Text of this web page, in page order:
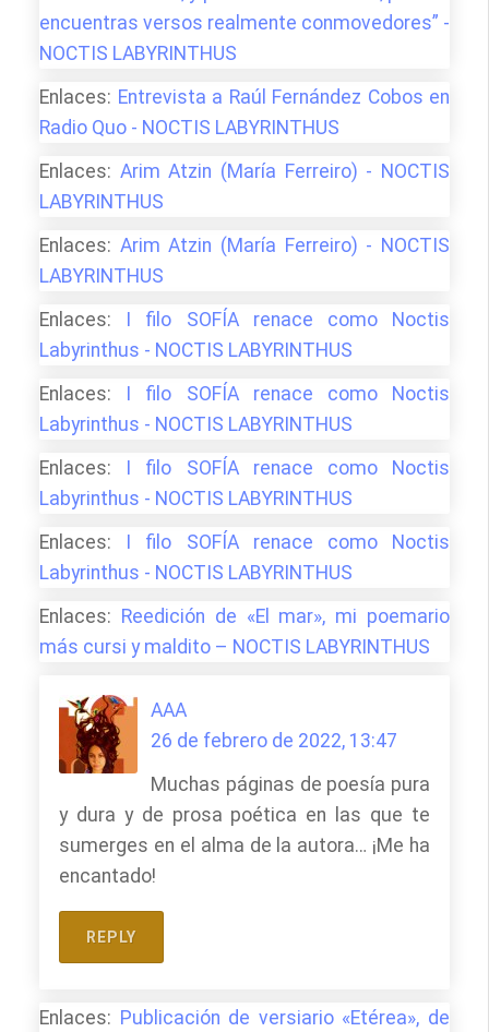
encuentras versos realmente conmovedores” -
NOCTIS LABYRINTHUS
Enlaces: Entrevista a Raúl Fernández Cobos en
Radio Quo - NOCTIS LABYRINTHUS
Enlaces: Arim Atzin (María Ferreiro) - NOCTIS
LABYRINTHUS
Enlaces: Arim Atzin (María Ferreiro) - NOCTIS
LABYRINTHUS
Enlaces: I filo SOFÍA renace como Noctis
Labyrinthus - NOCTIS LABYRINTHUS
Enlaces: I filo SOFÍA renace como Noctis
Labyrinthus - NOCTIS LABYRINTHUS
Enlaces: I filo SOFÍA renace como Noctis
Labyrinthus - NOCTIS LABYRINTHUS
Enlaces: I filo SOFÍA renace como Noctis
Labyrinthus - NOCTIS LABYRINTHUS
Enlaces: Reedición de «El mar», mi poemario
más cursi y maldito – NOCTIS LABYRINTHUS
AAA
26 de febrero de 2022, 13:47
Muchas páginas de poesía pura
y dura y de prosa poética en las que te
sumerges en el alma de la autora… ¡Me ha
encantado!
REPLY
Enlaces: Publicación de versiario «Etérea», de